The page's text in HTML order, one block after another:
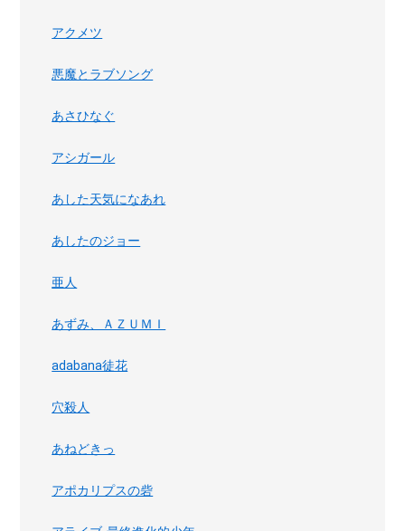
アクメツ
悪魔とラブソング
あさひなぐ
アシガール
あした天気になあれ
あしたのジョー
亜人
あずみ、ＡＺＵＭＩ
adabana徒花
穴殺人
あねどきっ
アポカリプスの砦